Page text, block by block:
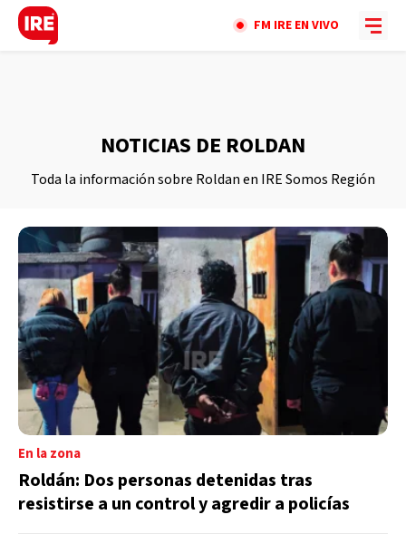
FM IRE EN VIVO
NOTICIAS DE ROLDAN
Toda la información sobre Roldan en IRE Somos Región
En la zona
Roldán: Dos personas detenidas tras
resistirse a un control y agredir a policías